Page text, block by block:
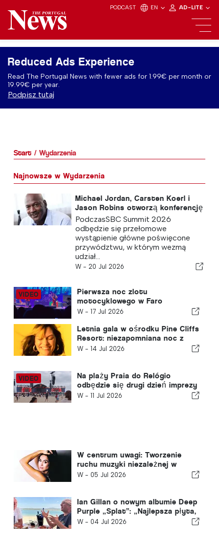
PODCAST EN AD-LITE
Reduced Ads Experience
Read The Portugal News with fewer ads for 1.99€ per month or
19.99€ per year.
Podpisz tutaj
Start Wydarzenia
Najnowsze w Wydarzenia
Michael Jordan, Carsten Koerl i
Jason Robins otworzą konferencję
SBC Summit 2026
PodczasSBC Summit 2026
odbędzie się przełomowe
wystąpienie główne poświęcone
przywództwu, w którym wezmą
udział...
W - 20 Jul 2026
Pierwsza noc zlotu
motocyklowego w Faro
poświęcona jest muzyce
W - 17 Jul 2026
Letnia gala w ośrodku Pine Cliffs
Resort: niezapomniana noc z
Jessie J
W - 14 Jul 2026
Na plaży Praia do Relógio
odbędzie się drugi dzień imprezy
RFM SOMNII Intermarch
W - 11 Jul 2026
W centrum uwagi: Tworzenie
ruchu muzyki niezależnej w
Algarve
W - 05 Jul 2026
Ian Gillan o nowym albumie Deep
Purple „Splat”: „Najlepsza płyta,
jaką nagraliśmy od lat 70.”
W - 04 Jul 2026